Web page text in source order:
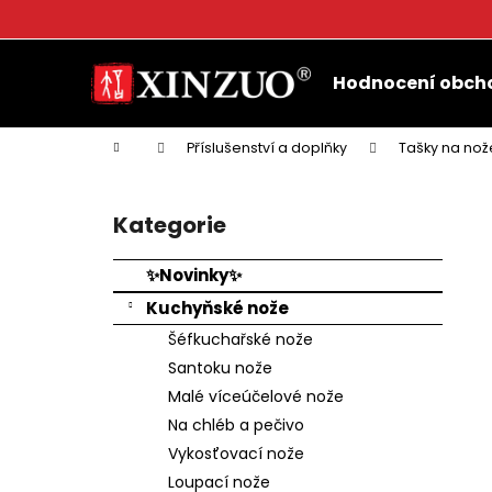
Hodnocení
Domů Příslušenství a doplňky Tašky na
Přeskočit
kategorie
Kategorie
✨Novinky✨
Kuchyňské nože
Šéfkuchařské nože
Santoku nože
Malé víceúčelové nože
Na chléb a pečivo
Vykosťovací nože
Loupací nože
o
k